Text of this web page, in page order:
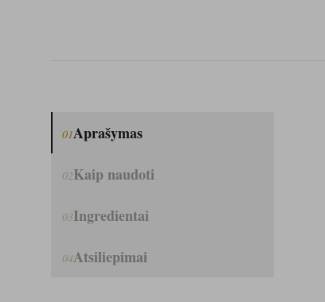
01Aprašymas
02Kaip naudoti
03Ingredientai
04Atsiliepimai